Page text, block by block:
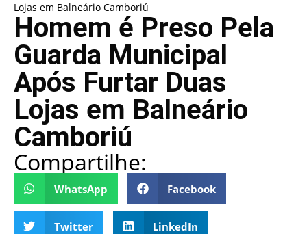
Lojas em Balneário Camboriú
Homem é Preso Pela
Guarda Municipal
Após Furtar Duas
Lojas em Balneário
Camboriú
Compartilhe:
WhatsApp Facebook
Twitter LinkedIn